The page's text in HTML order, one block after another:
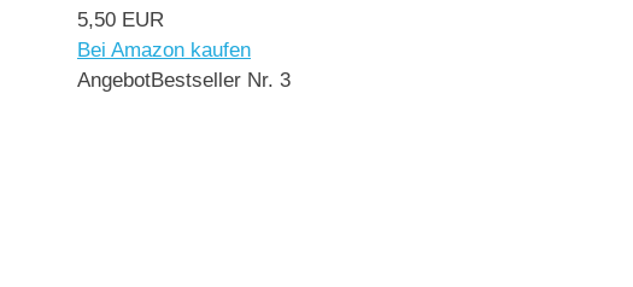
5,50 EUR
Bei Amazon kaufen
AngebotBestseller Nr. 3